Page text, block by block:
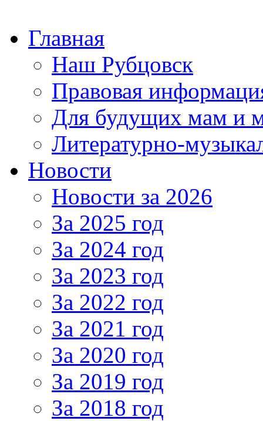
Главная
Наш Рубцовск
Правовая
Для будущих мам и
Литературно-
Новости
Новости за 2026
За 2025 год
За 2024 год
За 2023 год
За 2022 год
За 2021 год
За 2020 год
За 2019 год
За 2018 год